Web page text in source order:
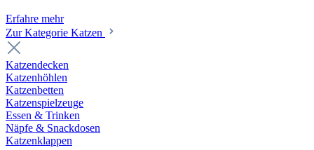
Erfahre mehr
Zur Kategorie Katzen
Katzendecken
Katzenhöhlen
Katzenbetten
Katzenspielzeuge
Essen & Trinken
Näpfe & Snackdosen
Katzenklappen